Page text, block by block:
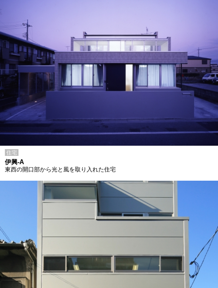
住宅
伊興-A
東西の開口部から光と風を取り入れた住宅